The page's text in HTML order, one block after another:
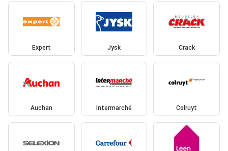
Expert Jysk Crack
Auchan Intermarché Colruyt